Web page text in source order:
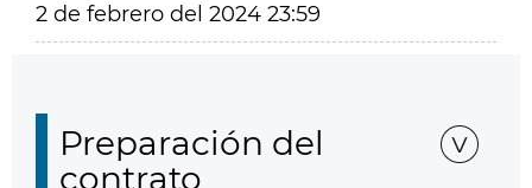
2 de febrero del 2024 23:59
Preparación del
contrato